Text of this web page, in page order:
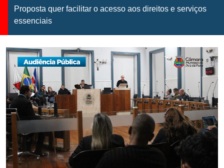
Proposta quer facilitar o acesso aos direitos e serviços
essenciais